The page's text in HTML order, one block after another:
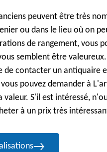
peuvent être très
ou dans le lieu où on
de rangement, vous
semblent être valeureux.
de contacter un antiquaire
pouvez demander à
valeur. S'il est intéressé,
à un prix très